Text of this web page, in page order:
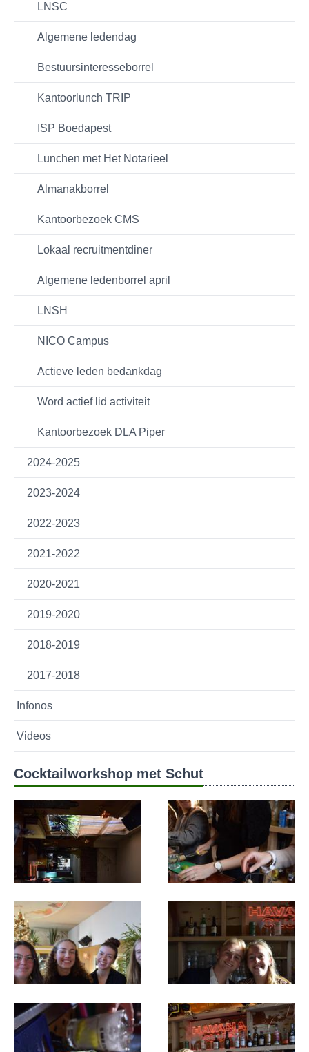
LNSC
Algemene ledendag
Bestuursinteresseborrel
Kantoorlunch TRIP
ISP Boedapest
Lunchen met Het Notarieel
Almanakborrel
Kantoorbezoek CMS
Lokaal recruitmentdiner
Algemene ledenborrel april
LNSH
NICO Campus
Actieve leden bedankdag
Word actief lid activiteit
Kantoorbezoek DLA Piper
2024-2025
2023-2024
2022-2023
2021-2022
2020-2021
2019-2020
2018-2019
2017-2018
Infonos
Videos
Cocktailworkshop met Schut